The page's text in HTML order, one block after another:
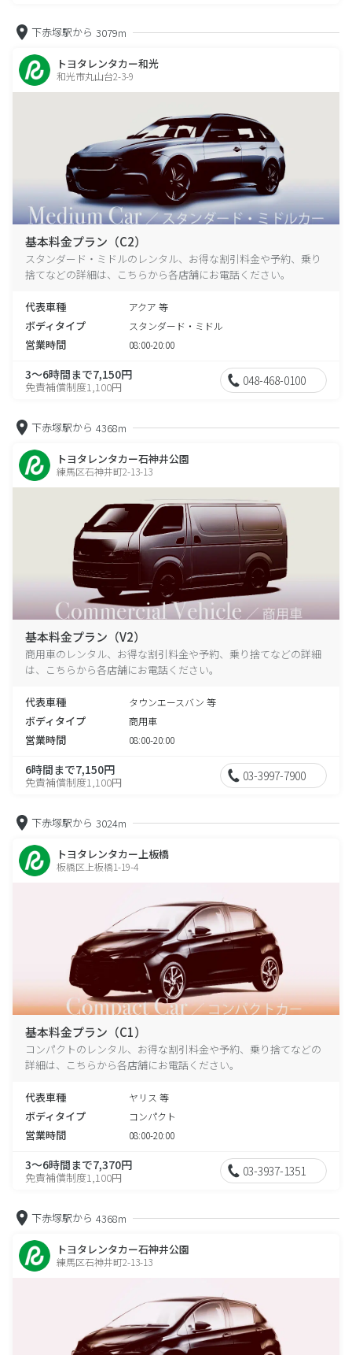
下赤塚駅から 3079m
トヨタレンタカー和光
和光市丸山台2-3-9
基本料金プラン（C2）
スタンダード・ミドルのレンタル、お得な割引料金や予約、乗り
捨てなどの詳細は、こちらから各店舗にお電話ください。
代表車種 アクア 等
ボディタイプ スタンダード・ミドル
営業時間 08:00-20:00
3～6時間まで7,150円
免責補償制度1,100円 048-468-0100
下赤塚駅から 4368m
トヨタレンタカー石神井公園
練馬区石神井町2-13-13
基本料金プラン（V2）
商用車のレンタル、お得な割引料金や予約、乗り捨てなどの詳細
は、こちらから各店舗にお電話ください。
代表車種 タウンエースバン 等
ボディタイプ 商用車
営業時間 08:00-20:00
6時間まで7,150円
免責補償制度1,100円 03-3997-7900
下赤塚駅から 3024m
トヨタレンタカー上板橋
板橋区上板橋1-19-4
基本料金プラン（C1）
コンパクトのレンタル、お得な割引料金や予約、乗り捨てなどの
詳細は、こちらから各店舗にお電話ください。
代表車種 ヤリス 等
ボディタイプ コンパクト
営業時間 08:00-20:00
3～6時間まで7,370円
免責補償制度1,100円 03-3937-1351
下赤塚駅から 4368m
トヨタレンタカー石神井公園
練馬区石神井町2-13-13